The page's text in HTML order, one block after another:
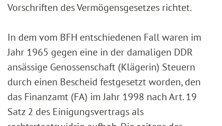
Vorschriften des Vermögensgesetzes richtet.
In dem vom BFH entschiedenen Fall waren im
Jahr 1965 gegen eine in der damaligen DDR
ansässige Genossenschaft (Klägerin) Steuern
durch einen Bescheid festgesetzt worden, den
das Finanzamt (FA) im Jahr 1998 nach Art. 19
Satz 2 des Einigungsvertrags als